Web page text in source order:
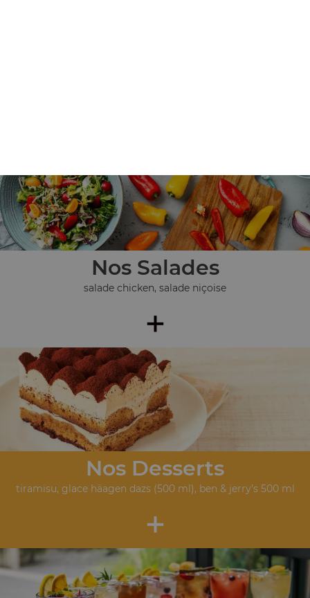
Nos Salades
salade chicken, salade niçoise
+
Nos Desserts
tiramisu, glace häagen dazs (500 ml), ben & jerry's 500 ml
+